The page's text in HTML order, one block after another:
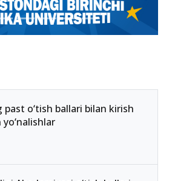
o‘tish ballari bilan kirish